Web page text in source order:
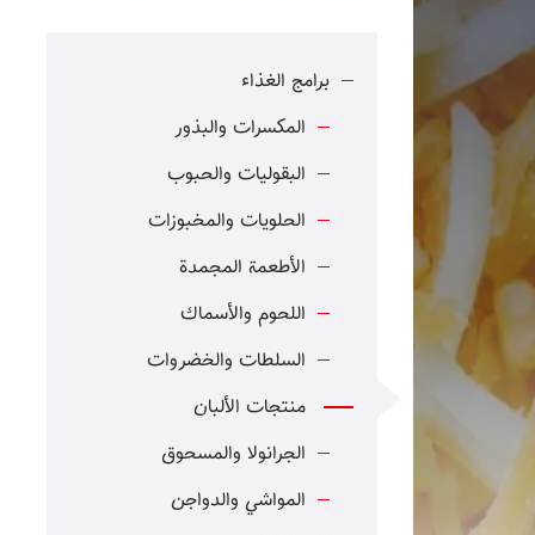
برامج الغذاء
المكسرات والبذور
البقوليات والحبوب
الحلويات والمخبوزات
الأطعمة المجمدة
اللحوم والأسماك
السلطات والخضروات
منتجات الألبان
الجرانولا والمسحوق
المواشي والدواجن